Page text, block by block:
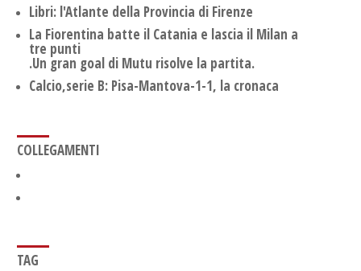
Libri: l'Atlante della Provincia di Firenze
La Fiorentina batte il Catania e lascia il Milan a
tre punti
.Un gran goal di Mutu risolve la partita.
Calcio,serie B: Pisa-Mantova-1-1, la cronaca
COLLEGAMENTI
TAG